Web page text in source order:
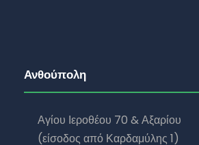
Ανθούπολη
Αγίου Ιεροθέου 70 & Αξαρίου
(είσοδος από Καρδαμύλης 1)